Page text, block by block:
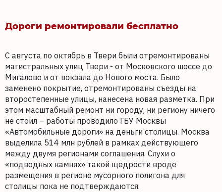
Дороги ремонтировали бесплатно
С августа по октябрь в Твери были отремонтированы
магистральных улиц Твери - от Московского шоссе до
Мигалово и от вокзала до Нового моста. Было
заменено покрытие, отремонтированы съезды на
второстепенные улицы, нанесена новая разметка. При
этом масштабный ремонт ни городу, ни региону ничего
не стоил – работы проводило ГБУ Москвы
«Автомобильные дороги» на деньги столицы. Москва
выделила 514 млн рублей в рамках действующего
между двумя регионами соглашения. Слухи о
«подводных камнях» такой щедрости вроде
размещения в регионе мусорного полигона для
столицы пока не подтверждаются.